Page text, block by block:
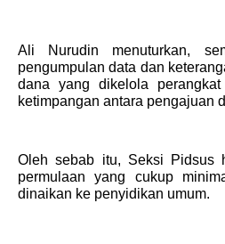
Ali Nurudin menuturkan,
pengumpulan data dan
dana yang dikelola
ketimpangan antara pengajuan
Oleh sebab itu, Seksi Pidsus
permulaan yang cukup
dinaikan ke penyidikan umum.